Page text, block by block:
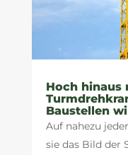
Hoch hinaus
Baustellen
Auf nahezu
sie das Bild der